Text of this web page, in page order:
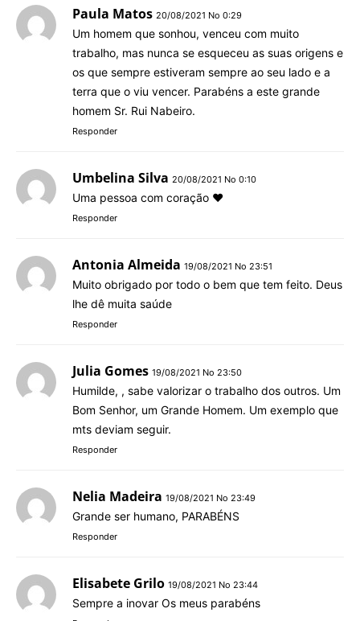
Paula Matos 20/08/2021 No 0:29
Um homem que sonhou, venceu com muito
trabalho, mas nunca se esqueceu as suas origens e
os que sempre estiveram sempre ao seu lado e a
terra que o viu vencer. Parabéns a este grande
homem Sr. Rui Nabeiro.
Responder
Umbelina Silva 20/08/2021 No 0:10
Uma pessoa com coração ❤️
Responder
Antonia Almeida 19/08/2021 No 23:51
Muito obrigado por todo o bem que tem feito. Deus
lhe dê muita saúde
Responder
Julia Gomes 19/08/2021 No 23:50
Humilde, , sabe valorizar o trabalho dos outros. Um
Bom Senhor, um Grande Homem. Um exemplo que
mts deviam seguir.
Responder
Nelia Madeira 19/08/2021 No 23:49
Grande ser humano, PARABÉNS
Responder
Elisabete Grilo 19/08/2021 No 23:44
Sempre a inovar Os meus parabéns